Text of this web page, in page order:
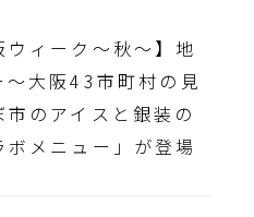
ィーク〜秋〜】地
大阪43市町村の見
のアイスと銀装の
メニュー」が登場